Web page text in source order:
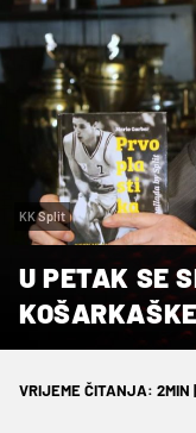
KK Split
U PETAK SE
VRIJEME ČITANJA: